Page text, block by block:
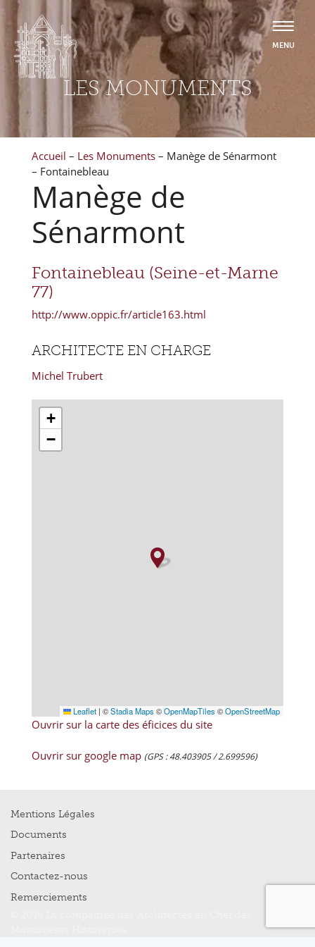
LES MONUMENTS
Accueil – Les Monuments – Manège de Sénarmont
– Fontainebleau
Manège de
Sénarmont
Fontainebleau (Seine-et-Marne
77)
http://www.oppic.fr/article163.html
ARCHITECTE EN CHARGE
Michel Trubert
+
−
Leaflet | ©Stadia Maps ©OpenMapTiles ©OpenStreetMap
Ouvrir sur la carte des éficices du site
Ouvrir sur google map (GPS : 48.403905 / 2.699596)
Mentions Légales
Documents
Partenaires
Contactez-nous
Remerciements